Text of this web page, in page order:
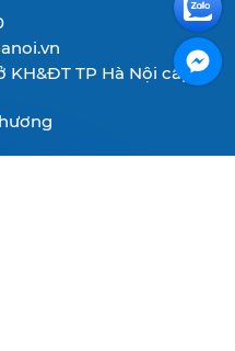
KH&ĐT TP Hà Nội cấp